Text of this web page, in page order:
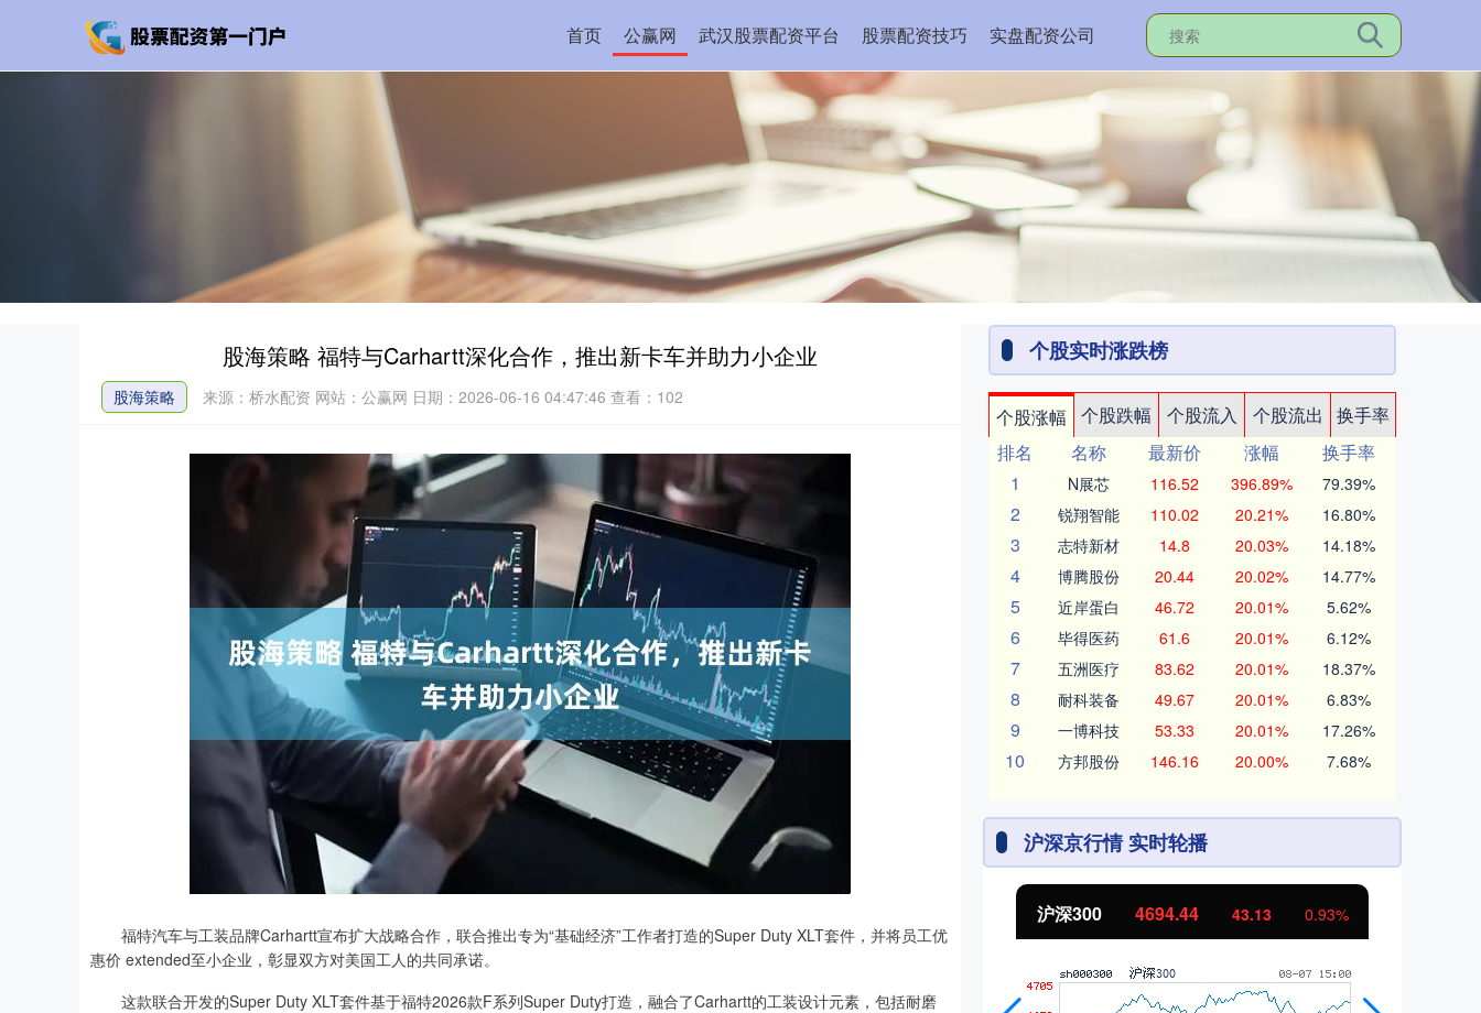
首页 公赢网 武汉股票配资平台 股票配资技巧 实盘配资公司
股海策略 福特与Carhartt深化合作，推出新卡车并助力小企业
股海策略 来源：桥水配资 网站：公赢网 日期：2026-06-16 04:47:46 查看：102
福特汽车与工装品牌Carhartt宣布扩大战略合作，联合推出专为“基础经济”工作者打造的Super Duty XLT套件，并将员工优
惠价 extended至小企业，彰显双方对美国工人的共同承诺。
这款联合开发的Super Duty XLT套件基于福特2026款F系列Super Duty打造，融合了Carhartt的工装设计元素，包括耐磨
个股实时涨跌榜
个股涨幅 个股跌幅 个股流入 个股流出
换手率
排名
名称 最新价 涨幅
换手率
1
N展芯 116.52 396.89% 79.39%
2 锐翔智能 110.02 20.21% 16.80%
3 志特新材 14.8 20.03% 14.18%
4 博腾股份 20.44 20.02% 14.77%
5 近岸蛋白 46.72 20.01% 5.62%
6 毕得医药 61.6 20.01% 6.12%
7 五洲医疗 83.62 20.01% 18.37%
8 耐科装备 49.67 20.01% 6.83%
9 一博科技 53.33 20.01% 17.26%
10 方邦股份 146.16 20.00% 7.68%
沪深京行情 实时轮播
北证50 1134.24 11.37 1.01%